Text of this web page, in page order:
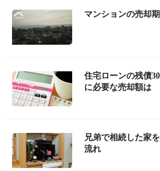
マンションの売却
住宅ローンの残債
に必要な売却額は
兄弟で相続した家
流れ